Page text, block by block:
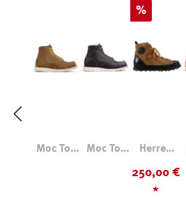
Moc Toe
Moc Toe
Rabatt
%
Herren
Sneaker
Maiano
250,00 €
*